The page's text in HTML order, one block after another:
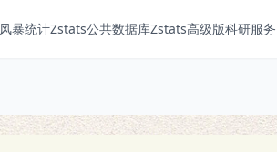
风暴统计Zstats公共数据库Zstats高级版科研服务